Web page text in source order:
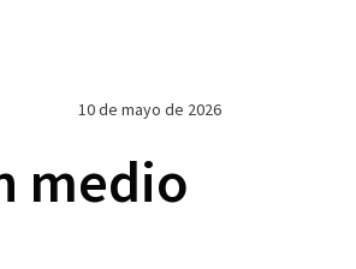
10 de mayo de 2026
medio